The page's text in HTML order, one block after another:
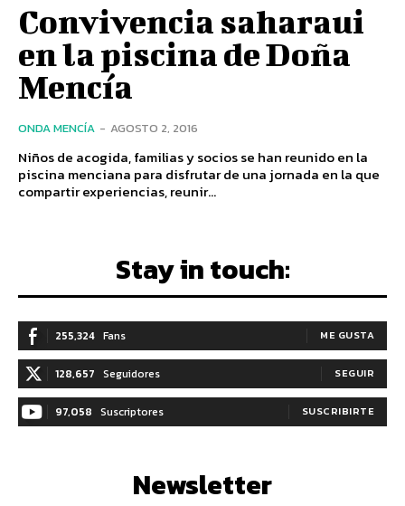
Convivencia saharaui
en la piscina de Doña
Mencía
ONDA MENCÍA - AGOSTO 2, 2016
Niños de acogida, familias y socios se han reunido en la
piscina menciana para disfrutar de una jornada en la que
compartir experiencias, reunir...
Stay in touch:
255,324 Fans ME GUSTA
128,657 Seguidores SEGUIR
97,058 Suscriptores SUSCRIBIRTE
Newsletter